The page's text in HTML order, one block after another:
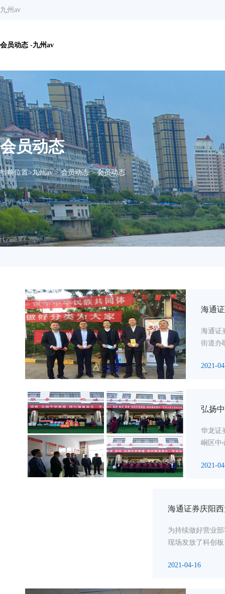
九州av
会员动态 -九州av
会员动态
当前位置>九州av>会员动态>会员动态
海通
海通证
街道办
2021-
弘扬
华龙证
峒区中
2021-
海通证券庆阳
为持续做好营业
现场发放了科创
2021-04-16